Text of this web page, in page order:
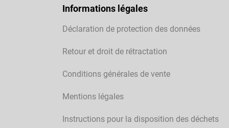
Informations légales
Déclaration de protection des données
Retour et droit de rétractation
Conditions générales de vente
Mentions légales
Instructions pour la disposition des déchets